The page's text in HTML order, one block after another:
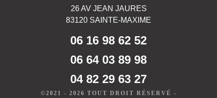
26 AV JEAN JAURES
83120 SAINTE-MAXIME
06 16 98 62 52
06 64 03 89 98
04 82 29 63 27
©2021 - 2026 TOUT DROIT RÉSERVÉ -